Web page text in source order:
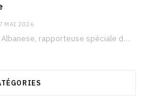
7 MAI 2026
Francesca Albanese, rapporteuse spéciale de l’ONU sur les territoires palestiniens occupés, était à Tunis pour…